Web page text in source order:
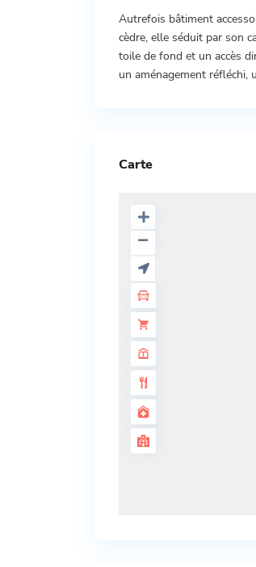
Autrefois bâtiment
cèdre, elle séduit par son
toile de fond et un accès
un aménagement réfléchi,
Carte